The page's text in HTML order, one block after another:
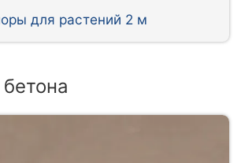
для растений 2 м